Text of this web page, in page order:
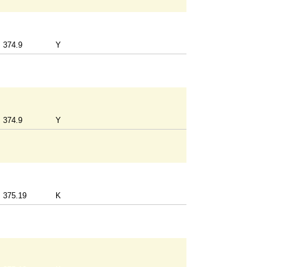
374.9 Y
374.9 Y
375.19 K